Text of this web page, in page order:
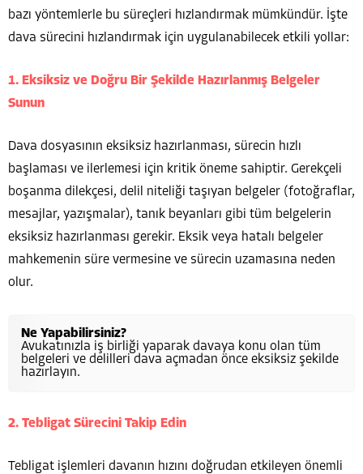
bazı yöntemlerle bu süreçleri hızlandırmak mümkündür. İşte
dava sürecini hızlandırmak için uygulanabilecek etkili yollar:
1. Eksiksiz ve Doğru Bir Şekilde Hazırlanmış Belgeler
Sunun
Dava dosyasının eksiksiz hazırlanması, sürecin hızlı
başlaması ve ilerlemesi için kritik öneme sahiptir. Gerekçeli
boşanma dilekçesi, delil niteliği taşıyan belgeler (fotoğraflar,
mesajlar, yazışmalar), tanık beyanları gibi tüm belgelerin
eksiksiz hazırlanması gerekir. Eksik veya hatalı belgeler
mahkemenin süre vermesine ve sürecin uzamasına neden
olur.
Ne Yapabilirsiniz?
Avukatınızla iş birliği yaparak davaya konu olan tüm
belgeleri ve delilleri dava açmadan önce eksiksiz şekilde
hazırlayın.
2. Tebligat Sürecini Takip Edin
Tebligat işlemleri davanın hızını doğrudan etkileyen önemli